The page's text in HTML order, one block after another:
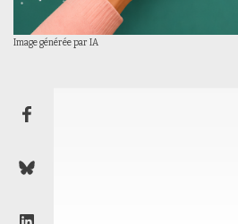
Image générée par IA